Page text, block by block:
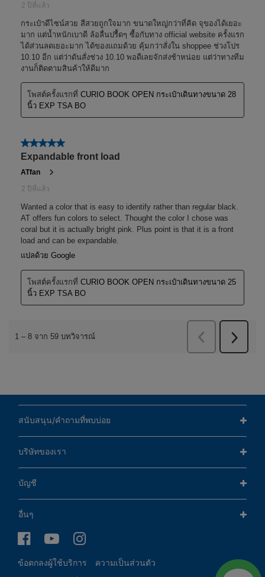
สนับสนุน/คำถามที่พบบ่อย
บริษัทของเรา
บัญชี
อื่นๆ
ข้อตกลงผู้ใช้บริการ ความเป็นส่วนตัว